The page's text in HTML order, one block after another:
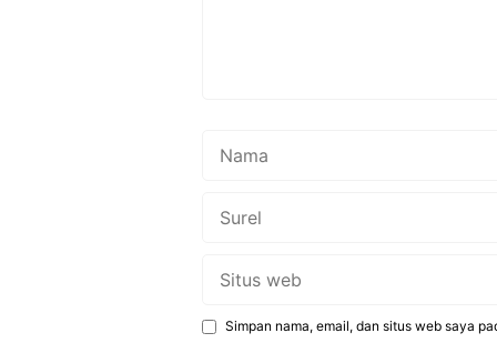
Simpan nama, email, dan situs web saya